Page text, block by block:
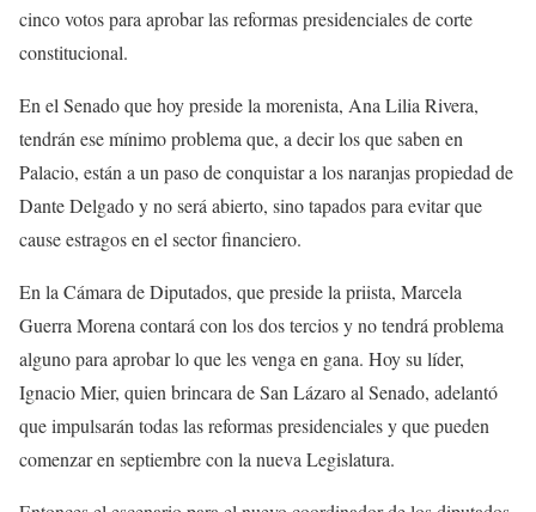
cinco votos para aprobar las reformas presidenciales de corte
constitucional.
En el Senado que hoy preside la morenista, Ana Lilia Rivera,
tendrán ese mínimo problema que, a decir los que saben en
Palacio, están a un paso de conquistar a los naranjas propiedad de
Dante Delgado y no será abierto, sino tapados para evitar que
cause estragos en el sector financiero.
En la Cámara de Diputados, que preside la priista, Marcela
Guerra Morena contará con los dos tercios y no tendrá problema
alguno para aprobar lo que les venga en gana. Hoy su líder,
Ignacio Mier, quien brincara de San Lázaro al Senado, adelantó
que impulsarán todas las reformas presidenciales y que pueden
comenzar en septiembre con la nueva Legislatura.